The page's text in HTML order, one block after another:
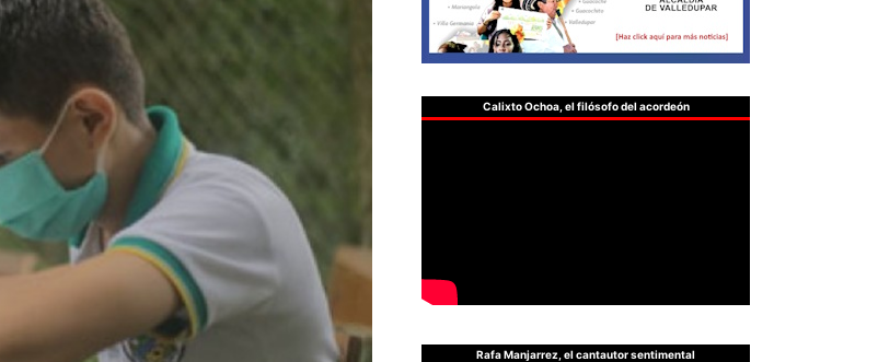
Calixto Ochoa, el filósofo del acordeón
Rafa Manjarrez, el cantautor sentimental